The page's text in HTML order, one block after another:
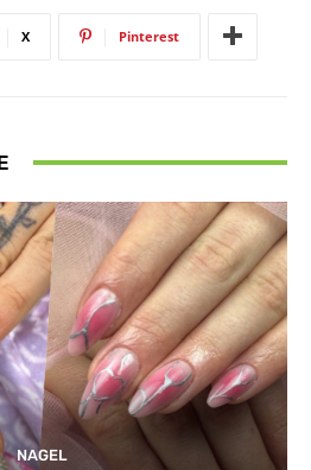
X Pinterest
NAGEL